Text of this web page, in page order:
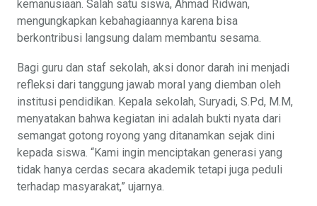
kemanusiaan. Salah satu siswa, Ahmad Ridwan,
mengungkapkan kebahagiaannya karena bisa
berkontribusi langsung dalam membantu sesama.
Bagi guru dan staf sekolah, aksi donor darah ini menjadi
refleksi dari tanggung jawab moral yang diemban oleh
institusi pendidikan. Kepala sekolah, Suryadi, S.Pd, M.M,
menyatakan bahwa kegiatan ini adalah bukti nyata dari
semangat gotong royong yang ditanamkan sejak dini
kepada siswa. “Kami ingin menciptakan generasi yang
tidak hanya cerdas secara akademik tetapi juga peduli
terhadap masyarakat,” ujarnya.